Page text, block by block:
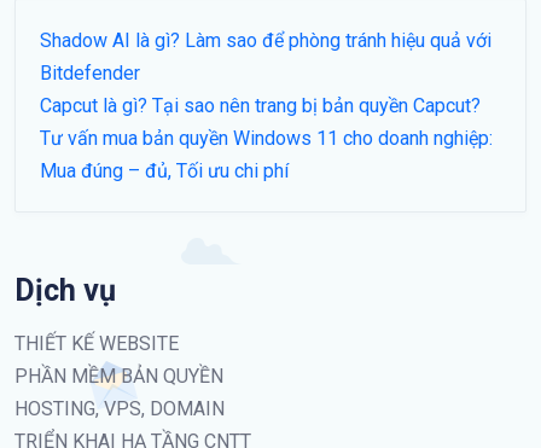
Shadow AI là gì? Làm sao để phòng tránh hiệu quả với
Bitdefender
Capcut là gì? Tại sao nên trang bị bản quyền Capcut?
Tư vấn mua bản quyền Windows 11 cho doanh nghiệp:
Mua đúng – đủ, Tối ưu chi phí
Dịch vụ
THIẾT KẾ WEBSITE
PHẦN MỀM BẢN QUYỀN
HOSTING, VPS, DOMAIN
TRIỂN KHAI HẠ TẦNG CNTT